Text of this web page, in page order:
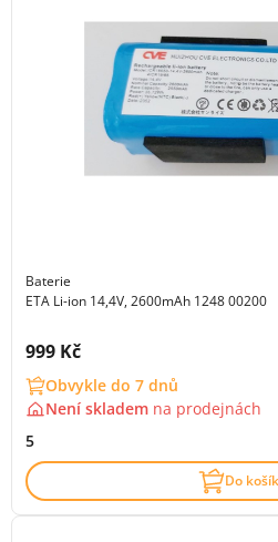
Baterie
ETA Li-ion 14,4V, 2600mAh 1248 00200
Cena s DPH:
999 Kč
Obvykle do 7 dnů
Není skladem na prodejnách
5
Do